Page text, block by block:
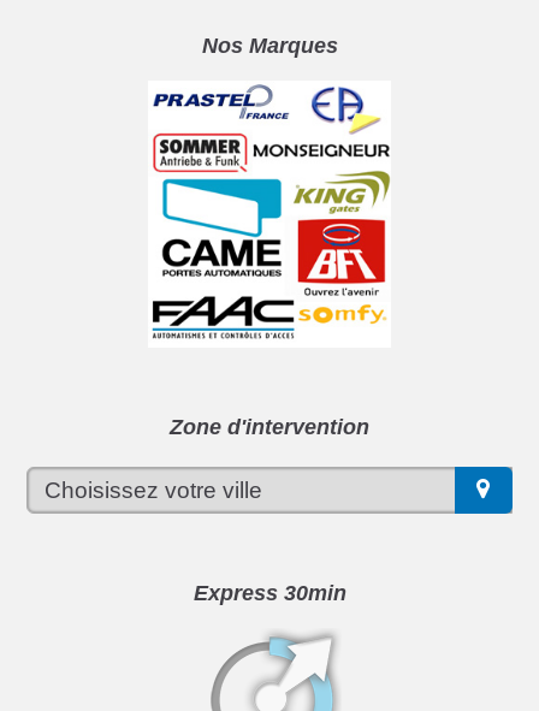
Nos Marques
Zone d'intervention
Express 30min